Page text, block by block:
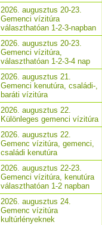
2026. augusztus 20-23.
Gemenci vízitúra
választhatóan 1-2-3-napban
2026. augusztus 20-23.
Gemenci vízitúra,
választhatóan 1-2-3-4 nap
2026. augusztus 21.
Gemenci kenutúra, családi-,
baráti vízitúra
2026. augusztus 22.
Különleges gemenci vízitúra
2026. augusztus 22.
Gemenc vízitúra, gemenci,
családi kenutúra
2026. augusztus 22-23.
Gemenci vízitúra, kenutúra
választhatóan 1-2 napban
2026. augusztus 24.
Gemenc vízitúra
kultúrlényeknek